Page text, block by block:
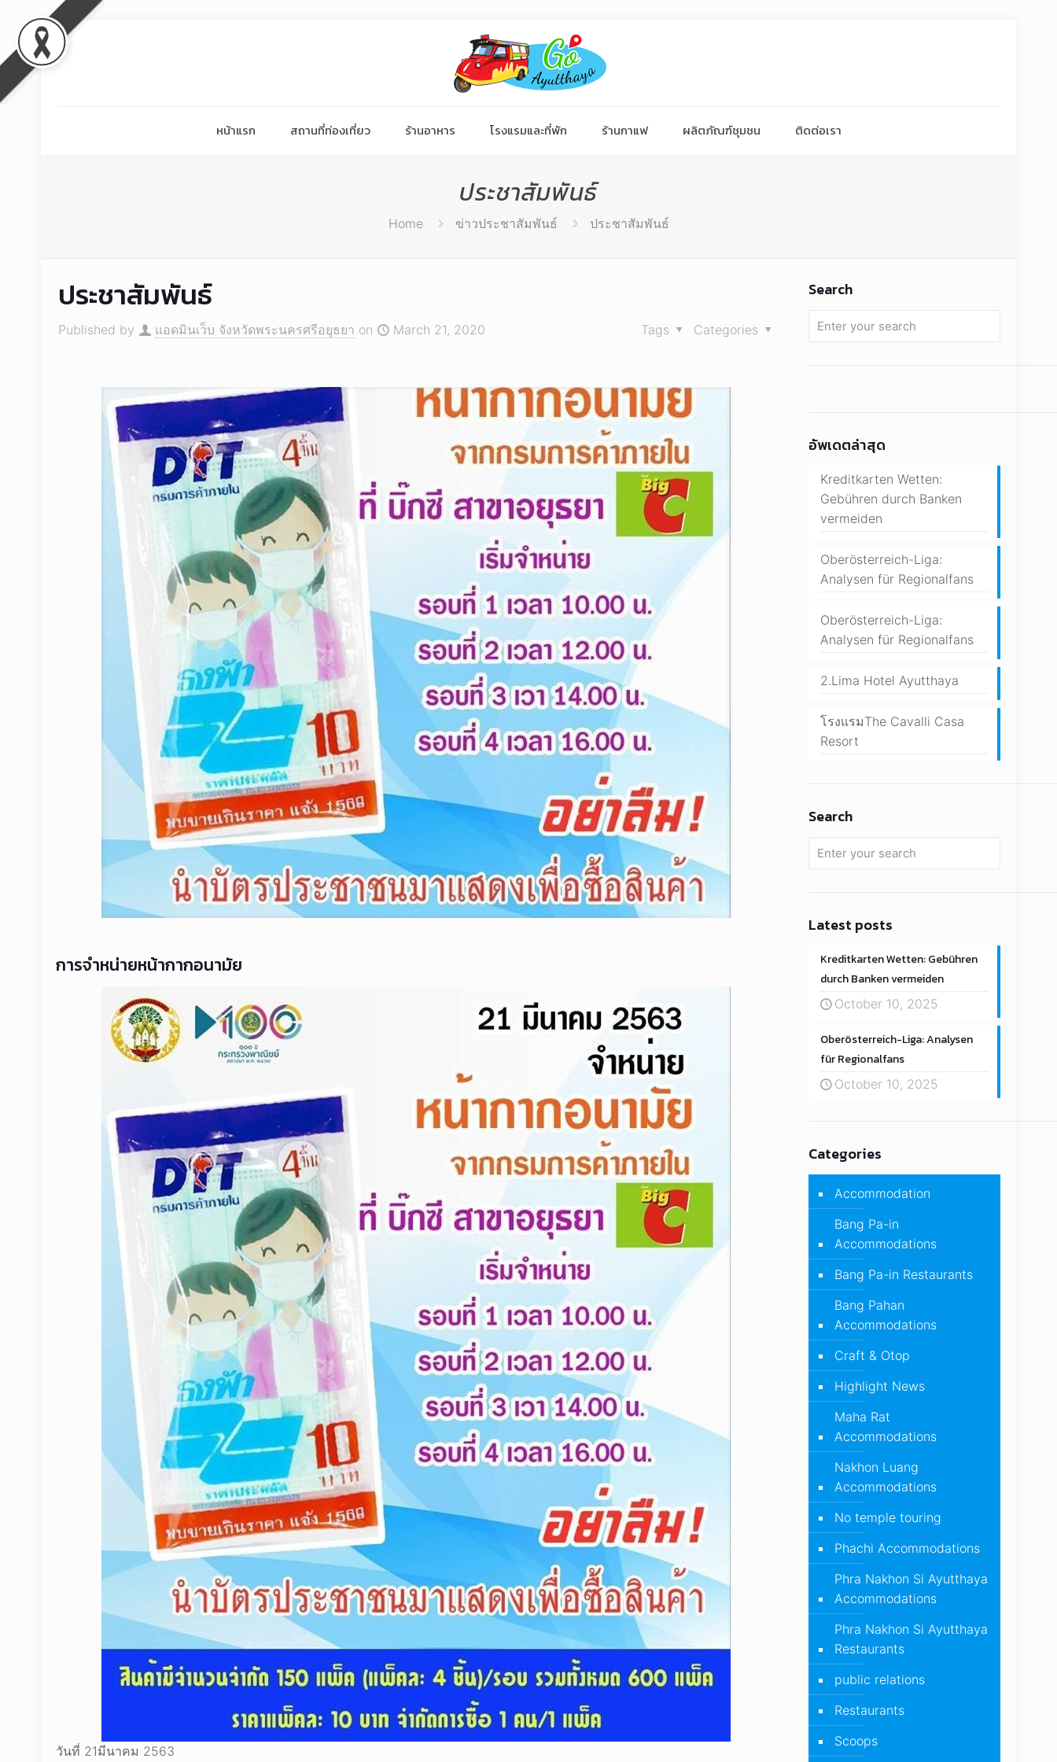
หน้าแรก สถานที่ท่องเที่ยว ร้านอาหาร โรงแรมและที่พัก ร้านกาแฟ ผลิตภัณฑ์ชุมชน ติดต่อเรา
ประชาสัมพันธ์
Home ข่าวประชาสัมพันธ์ ประชาสัมพันธ์
ประชาสัมพันธ์
Published by แอดมินเว็บ จังหวัดพระนครศรีอยุธยา on March 21, 2020 Categories
Tags
การจำหน่ายหน้ากากอนามัย
วันที่​ 21​มีนาคม​ ​2563
Search
อัพเดตล่าสุด
Kreditkarten Wetten:
Gebühren durch Banken
vermeiden
Oberösterreich-Liga:
Analysen für Regionalfans
Oberösterreich-Liga:
Analysen für Regionalfans
2.Lima Hotel Ayutthaya
โรงแรมThe Cavalli Casa
Resort
Search
Latest posts
Kreditkarten Wetten: Gebühren
durch Banken vermeiden
October 10, 2025
Oberösterreich-Liga: Analysen
für Regionalfans
October 10, 2025
Categories
Accommodation
Bang Pa-in
Accommodations
Bang Pa-in Restaurants
Bang Pahan
Accommodations
Craft & Otop
Highlight News
Maha Rat
Accommodations
Nakhon Luang
Accommodations
No temple touring
Phachi Accommodations
Phra Nakhon Si Ayutthaya
Accommodations
Phra Nakhon Si Ayutthaya
Restaurants
public relations
Restaurants
Scoops